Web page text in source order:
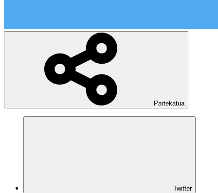
Partekatua
Twitter